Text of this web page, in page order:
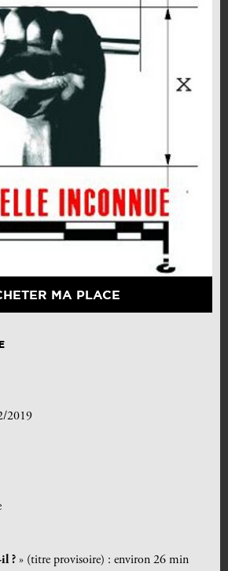
MA PLACE
2019
? » (titre provisoire) : environ 26 min